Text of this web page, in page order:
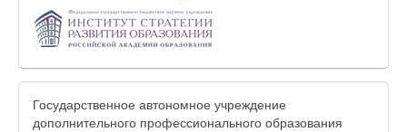
Государственное автономное учреждение
дополнительного профессионального образования